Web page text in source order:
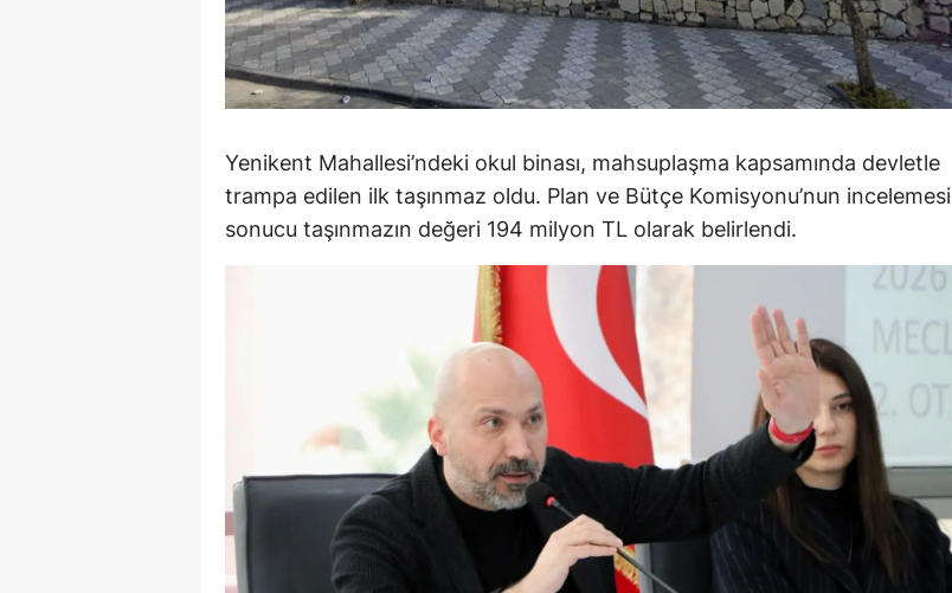
Ardahan
Iğdır
Yalova
Karabük
Kilis
Düzce
Yenikent Mahallesi’ndeki okul binası, mahsuplaşma kapsamında devletle
trampa edilen ilk taşınmaz oldu. Plan ve Bütçe Komisyonu’nun incelemesi
sonucu taşınmazın değeri 194 milyon TL olarak belirlendi.